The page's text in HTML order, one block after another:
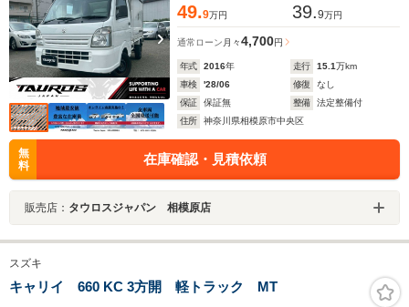
49.9万円 39.9万円
通常ローン 月々4,700円
年式 2016年 走行 15.1万km
車検
'28/06 修復
なし
保証
保証無 整備
法定整備付
住所
神奈川県相模原市中央区
無
料
在庫確認・見積依頼
販売店： タウロスジャパン 相模原店
スズキ
キャリイ 660 KC 3方開 軽トラック MT